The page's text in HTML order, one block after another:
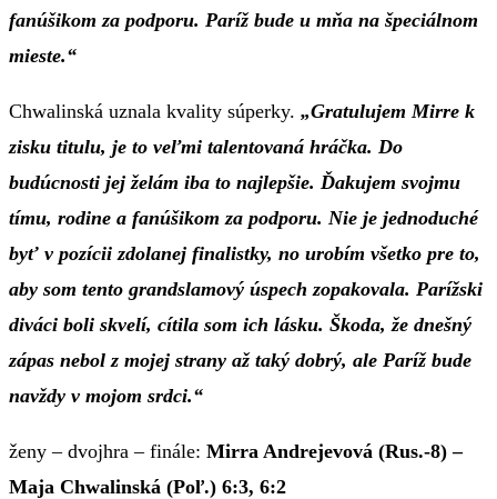
fanúšikom za podporu. Paríž bude u mňa na špeciálnom
mieste.“
Chwalinská uznala kvality súperky. „Gratulujem Mirre k
zisku titulu, je to veľmi talentovaná hráčka. Do
budúcnosti jej želám iba to najlepšie. Ďakujem svojmu
tímu, rodine a fanúšikom za podporu. Nie je jednoduché
byť v pozícii zdolanej finalistky, no urobím všetko pre to,
aby som tento grandslamový úspech zopakovala. Parížski
diváci boli skvelí, cítila som ich lásku. Škoda, že dnešný
zápas nebol z mojej strany až taký dobrý, ale Paríž bude
navždy v mojom srdci.“
ženy – dvojhra – finále: Mirra Andrejevová (Rus.-8) –
Maja Chwalinská (Poľ.) 6:3, 6:2